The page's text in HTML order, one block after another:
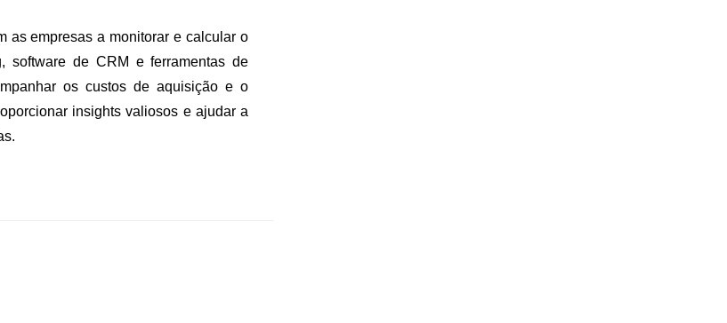
as empresas a monitorar e calcular o
software de CRM e ferramentas de
os custos de aquisição e o
insights valiosos e ajudar a